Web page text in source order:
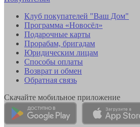
Клуб покупателей "Ваш Дом"
Программа «Новосёл»
Подарочные карты
Прорабам, бригадам
Юридическим лицам
Способы оплаты
Возврат и обмен
Обратная связь
Скачайте мобильное приложение